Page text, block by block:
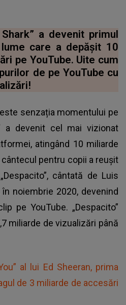
a devenit primul
care a depăşit 10
pe YouTube. Uite cum
de pe YouTube cu
senzația momentului pe
a devenit cel mai vizionat
atingând 10 miliarde
pentru copii a reușit
cântată de Luis
în noiembrie 2020, devenind
pe YouTube. „Despacito”
miliarde de vizualizări până
al lui Ed Sheeran, prima
de 3 miliarde de accesări